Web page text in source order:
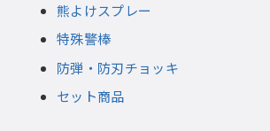
熊よけスプレー
特殊警棒
防弾・防刃チョッキ
セット商品